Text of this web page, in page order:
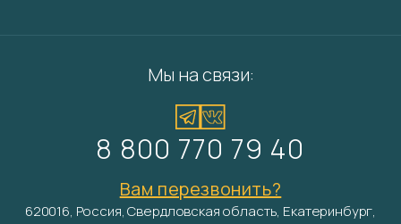
Мы на связи:
8 800 770 79 40
Вам перезвонить?
620016, Россия, Свердловская область, Екатеринбург,